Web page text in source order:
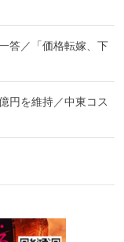
答／「価格転嫁、下
円を維持／中東コス